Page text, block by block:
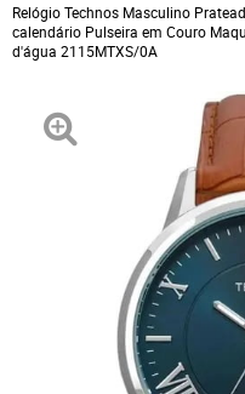
Relógio Technos Masculino
calendário Pulseira em Couro
d'água 2115MTXS/0A